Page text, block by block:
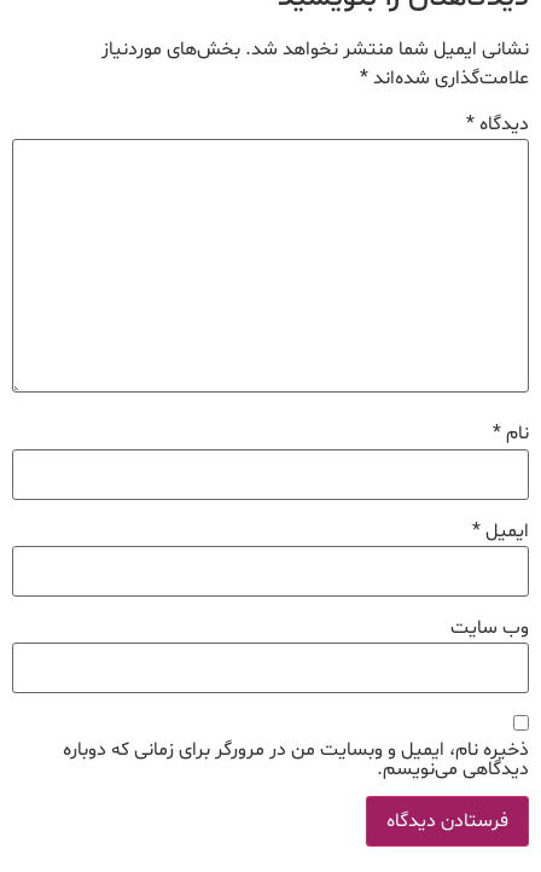
نشانی ایمیل شما منتشر نخواهد شد. بخش‌های موردنیاز
علامت‌گذاری شده‌اند*
دیدگاه*
نام*
ایمیل*
وب‌ سایت
ذخیره نام، ایمیل و وبسایت من در مرورگر برای زمانی که دوباره
دیدگاهی می‌نویسم.